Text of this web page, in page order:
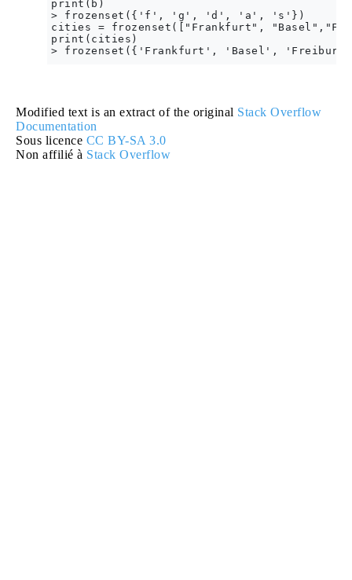
print(b)
> frozenset({'f', 'g', 'd', 'a', 's'})
cities = frozenset(["Frankfurt",
print(cities)
Modified text is an extract of the original Stack Overflow
Documentation
Sous licence CC BY-SA 3.0
Non affilié à Stack Overflow